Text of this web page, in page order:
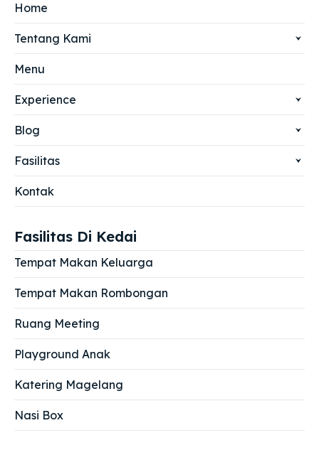
Home
Tentang Kami
Menu
Experience
Blog
Fasilitas
Kontak
Fasilitas Di Kedai
Tempat Makan Keluarga
Tempat Makan Rombongan
Ruang Meeting
Playground Anak
Katering Magelang
Nasi Box